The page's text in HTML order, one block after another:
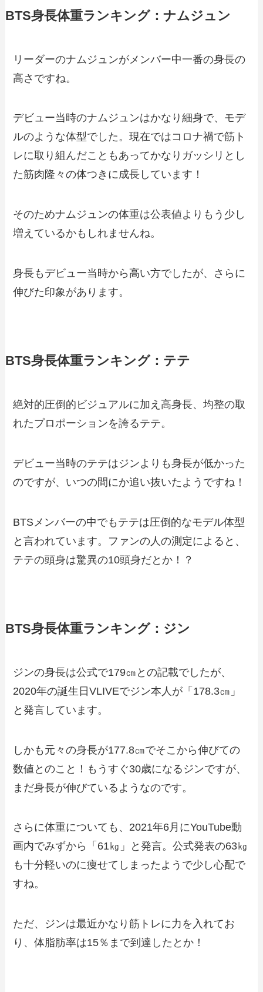
BTS身長体重ランキング：ナムジュン
リーダーのナムジュンがメンバー中一番の身長の
高さですね。
デビュー当時のナムジュンはかなり細身で、モデ
ルのような体型でした。現在ではコロナ禍で筋ト
レに取り組んだこともあってかなりガッシリとし
た筋肉隆々の体つきに成長しています！
そのためナムジュンの体重は公表値よりもう少し
増えているかもしれませんね。
身長もデビュー当時から高い方でしたが、さらに
伸びた印象があります。
BTS身長体重ランキング：テテ
絶対的圧倒的ビジュアルに加え高身長、均整の取
れたプロポーションを誇るテテ。
デビュー当時のテテはジンよりも身長が低かった
のですが、いつの間にか追い抜いたようですね！
BTSメンバーの中でもテテは圧倒的なモデル体型
と言われています。ファンの人の測定によると、
テテの頭身は驚異の10頭身だとか！？
BTS身長体重ランキング：ジン
ジンの身長は公式で179㎝との記載でしたが、
2020年の誕生日VLIVEでジン本人が「178.3㎝」
と発言しています。
しかも元々の身長が177.8㎝でそこから伸びての
数値とのこと！もうすぐ30歳になるジンですが、
まだ身長が伸びているようなのです。
さらに体重についても、2021年6月にYouTube動
画内でみずから「61㎏」と発言。公式発表の63㎏
も十分軽いのに痩せてしまったようで少し心配で
すね。
ただ、ジンは最近かなり筋トレに力を入れてお
り、体脂肪率は15％まで到達したとか！